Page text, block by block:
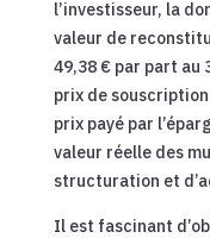
l’investisseur, la
valeur de
49,38 € par part au
prix de
prix payé par
valeur réelle des
structuration et
Il est fascinant